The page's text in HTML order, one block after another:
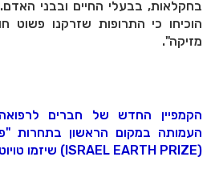
בחקלאות, בבעלי החיים ובבני
הוכיחו כי התרופות שזרקנו פשוט
מזיקה".
הקמפיין החדש של חברים
העמותה במקום הראשון בתחרות